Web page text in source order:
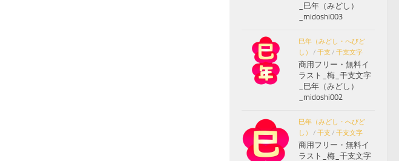
_巳年（みどし）
_midoshi003
巳年（みどし・へびど
し）
/ 干支 / 干支文字
商用フリー・無料イ
ラスト_梅_干支文字
_巳年（みどし）
_midoshi002
巳年（みどし・へびど
し）
/ 干支 / 干支文字
商用フリー・無料イ
ラスト_梅_干支文字